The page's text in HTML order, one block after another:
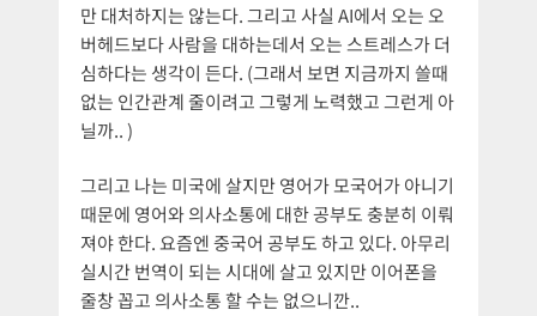
만 대처하지는 않는다. 그리고 사실 AI에서 오는 오
버헤드보다 사람을 대하는데서 오는 스트레스가 더
심하다는 생각이 든다. (그래서 보면 지금까지 쓸때
없는 인간관계 줄이려고 그렇게 노력했고 그런게 아
닐까.. )
그리고 나는 미국에 살지만 영어가 모국어가 아니기
때문에 영어와 의사소통에 대한 공부도 충분히 이뤄
져야 한다. 요즘엔 중국어 공부도 하고 있다. 아무리
실시간 번역이 되는 시대에 살고 있지만 이어폰을
줄창 꼽고 의사소통 할 수는 없으니깐..